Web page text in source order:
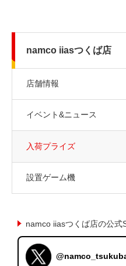
namco iiasつくば店
店舗情報
イベント&ニュース
入荷プライズ
設置ゲーム機
namco iiasつくば店の公式